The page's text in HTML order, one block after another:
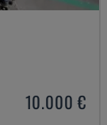
10.000 €